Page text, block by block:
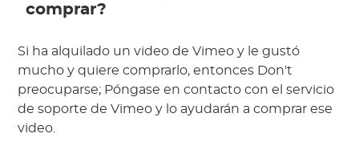
comprar?
Si ha alquilado un video de Vimeo y le gustó
mucho y quiere comprarlo, entonces Don't
preocuparse; Póngase en contacto con el servicio
de soporte de Vimeo y lo ayudarán a comprar ese
video.